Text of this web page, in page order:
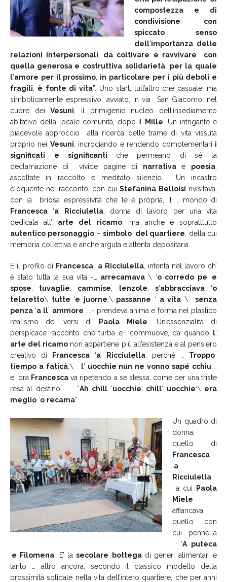
compostezza
e
di
condivisione
con
spiccato
senso
dell’importanza delle
relazioni interpersonali da coltivare e ravvivare
con
quella generosa e costruttiva solidarietà, per la quale
l’amore per il prossimo in particolare per i più deboli e
fragili
è fonte di vita”. Uno start, tutt’altro che casuale, ma
simbolicamente espressivo, avviato, in via San Giacomo, nel
cuore deiVesuni , il primigenio nucleo dell’insediamento
abitativo della locale comunità, dopo il Mille . Un intrigante e
piacevole approccio alla ricerca delle trame di vita vissuta
proprio nei Vesuni , incrociando e rendendo complementari i
significati
e significanti che permeano di sé la
declamazione di vivide pagine di narrativae poesia
ascoltate in raccolto e meditato silenzio. Un incastro
eloquente nel racconto, con cui Stefanina Belloisi rivisitava,
con la briosa espressività che le è propria, il … mondo di
Francesca ‘a Ricciulella, donna di lavoro per una vita
dedicata all’ arte del ricamo , ma anche e sopratttutto
autentico personaggio –simbolo del quartiere , della cui
memoria collettiva è anche arguta e attenta depositaria.
E il profilo di Francesca ‘a Ricciulella, intenta nel lavoro ch’
è stato tutta la sua vita -… arrecamava\ ‘o corredo pe ‘e
spose: tuvaglie cammise lenzole: s’abbracciava‘o
telaretto\ tutte ‘e juorne ,\ passanne ‘ a vita \senza
penza ‘a ll’ ammore
….,- prendeva anima e forma nel plastico
realismo dei versi di Paola Miele . Un’essenzialità di
perspicace racconto che turba e commuove, da quando l’
arte del ricamo non appartiene più all’esistenza e al pensiero
creativo di Francesca ‘a Ricciulella, perché … Troppo
tiempo a faticà,\ l’ uocchie nun ne vonno sapé cchiu
e ora Francesca va ripetendo a se stessa, come per una triste
resa al destino … “Ah chill ’uocchie chill’ uocchie:\ era
meglio ‘o recama”.
Un quadro di
donna,
quello di
Francesca
‘a
Ricciulella
a cui Paola
Miele
affiancava
quello con
cui pennella
‘A puteca
‘e Filomena . E’ lasecolare bottegadi generi alimentari e
tanto … altro ancora, secondo il classico modello della
prossimità solidale nella vita dell’intero quartiere, che per anni